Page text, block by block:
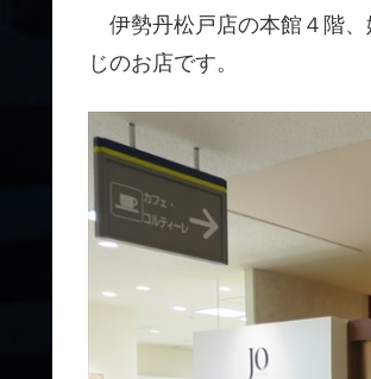
伊勢丹松戸店の本館４階、
じのお店です。